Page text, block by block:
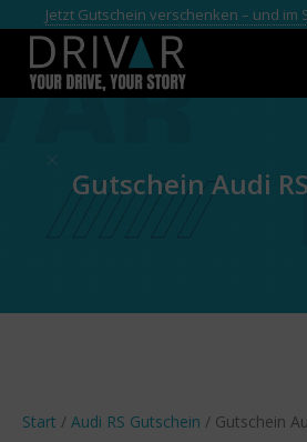
Jetzt Gutschein verschenken – und im
Gutschein Audi
Start / Audi RS Gutschein / Gutschein